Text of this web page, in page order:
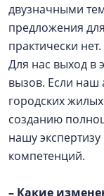
двузначными
предложения
практически нет.
Для нас выход в
вызов. Если наш
городских
созданию
нашу
компетенций.
– Какие